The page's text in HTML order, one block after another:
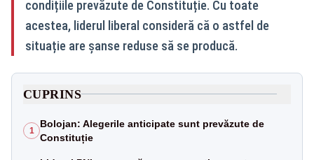
condițiile prevăzute de Constituție. Cu toate
acestea, liderul liberal consideră că o astfel de
situație are șanse reduse să se producă.
CUPRINS
1
Bolojan: Alegerile anticipate sunt prevăzute de
Constituție